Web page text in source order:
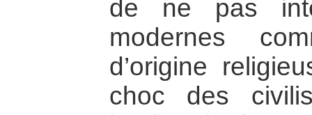
de ne pas
modernes
d’origine
choc des